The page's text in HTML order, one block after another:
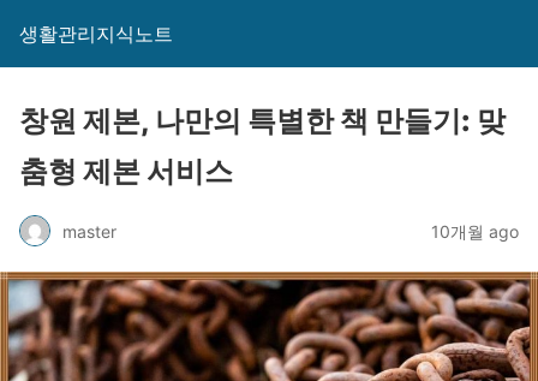
생활관리지식노트
창원 제본, 나만의 특별한 책 만들기: 맞
춤형 제본 서비스
master 10개월 ago